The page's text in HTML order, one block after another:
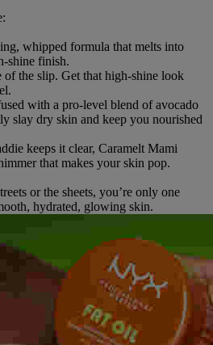
whipped formula that melts into
shine finish.
the slip. Get that high-shine look
with a pro-level blend of avocado
slay dry skin and keep you nourished
keeps it clear, Caramelt Mami
that makes your skin pop.
or the sheets, you’re only one
hydrated, glowing skin.